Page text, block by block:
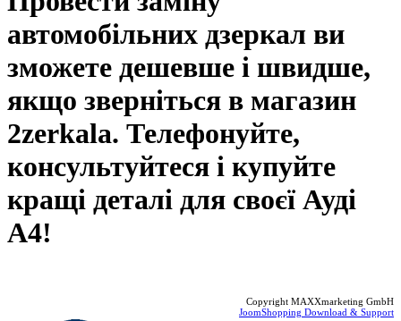
автомобільних дзеркал ви
зможете дешевше і швидше,
якщо зверніться в магазин
2zerkala. Телефонуйте,
консультуйтеся і купуйте
кращі деталі для своєї Ауді
А4!
Copyright MAXXmarketing GmbH
JoomShopping Download & Support